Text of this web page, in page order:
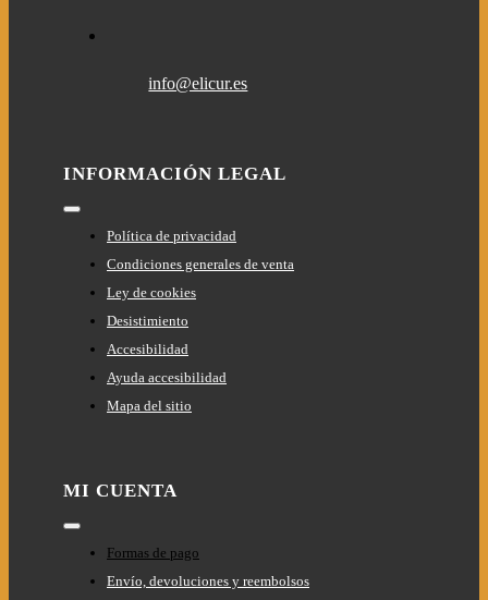
info@elicur.es
INFORMACIÓN LEGAL
Toggle
NavigationPolítica de privacidad
Condiciones generales de venta
Ley de cookies
Desistimiento
Accesibilidad
Ayuda accesibilidad
Mapa del sitio
MI CUENTA
Toggle
NavigationFormas de pago
Envío, devoluciones y reembolsos